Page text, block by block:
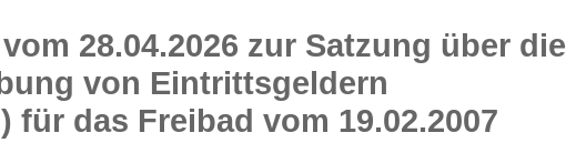
28.04.2026 zur Satzung über die
von Eintrittsgeldern
das Freibad vom 19.02.2007